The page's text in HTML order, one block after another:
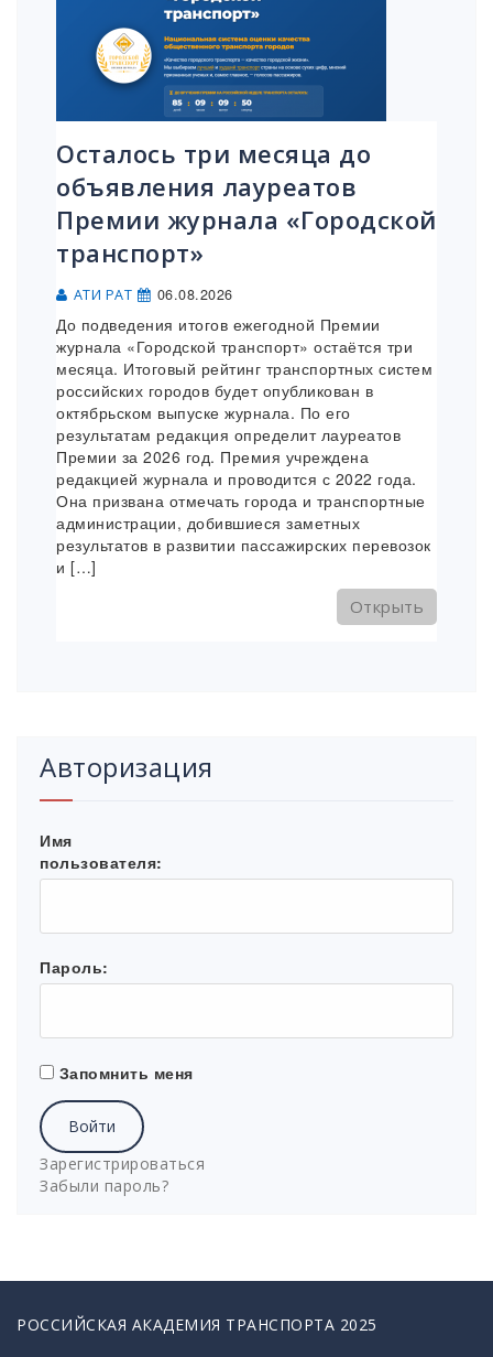
Осталось три месяца до
объявления лауреатов
Премии журнала «Городской
транспорт»
АТИ РАТ 06.08.2026
До подведения итогов ежегодной Премии
журнала «Городской транспорт» остаётся три
месяца. Итоговый рейтинг транспортных систем
российских городов будет опубликован в
октябрьском выпуске журнала. По его
результатам редакция определит лауреатов
Премии за 2026 год. Премия учреждена
редакцией журнала и проводится с 2022 года.
Она призвана отмечать города и транспортные
администрации, добившиеся заметных
результатов в развитии пассажирских перевозок
и […]
Открыть
Авторизация
Имя
пользователя:
Пароль:
Запомнить меня
Войти
Зарегистрироваться
Забыли пароль?
РОССИЙСКАЯ АКАДЕМИЯ ТРАНСПОРТА 2025